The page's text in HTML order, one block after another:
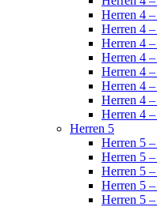
Herren 4
Herren 4
Herren 4
Herren 4
Herren 4
Herren 4
Herren 4
Herren 4
Herren 5
Herren 5
Herren 5
Herren 5
Herren 5
Herren 5